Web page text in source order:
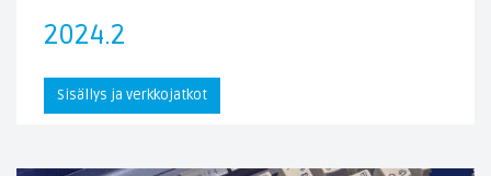
2024.2
Sisällys ja verkkojatkot